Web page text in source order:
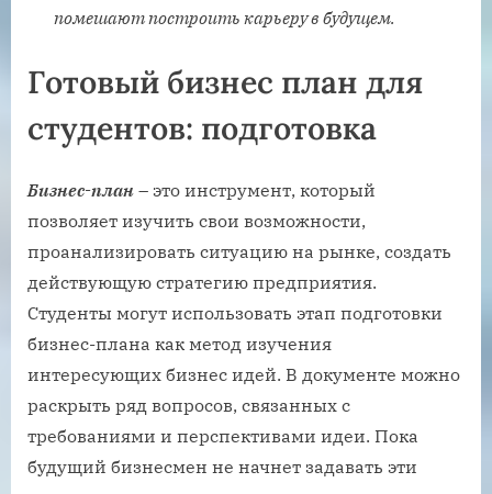
помешают построить карьеру в будущем.
Готовый бизнес план для
студентов: подготовка
Бизнес-план – это инструмент, который
позволяет изучить свои возможности,
проанализировать ситуацию на рынке, создать
действующую стратегию предприятия.
Студенты могут использовать этап подготовки
бизнес-плана как метод изучения
интересующих бизнес идей. В документе можно
раскрыть ряд вопросов, связанных с
требованиями и перспективами идеи. Пока
будущий бизнесмен не начнет задавать эти